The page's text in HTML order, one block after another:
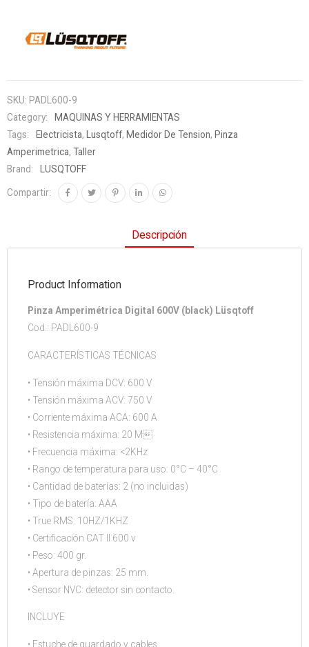
SKU: PADL600-9
Category:
MAQUINAS Y HERRAMIENTAS
Tags:
Electricista, Lusqtoff, Medidor De Tension, Pinza
Amperimetrica, Taller
Brand:
LUSQTOFF
Compartir:
Descripción
Product Information
Pinza Amperimétrica Digital 600V (black) Lüsqtoff
Cod.: PADL600-9
CARACTERÍSTICAS TÉCNICAS
• Tensión máxima DCV: 600 V
• Tensión máxima ACV: 750 V
• Corriente máxima ACA: 600 A
• Resistencia máxima: 20 M
• Frecuencia máxima: <2KHz
• Rango de temperatura para uso: 0°C – 40°C
• Cantidad de baterías: 2 (no incluidas)
• Tipo de batería: AAA
• True RMS: 10HZ/1KHZ
• Certificación CAT II 600 v
• Peso: 400 gr.
• Apertura de pinzas: 25 mm.
• Sensor NVC: detector sin contacto.
INCLUYE
• Estuche de guardado y cables